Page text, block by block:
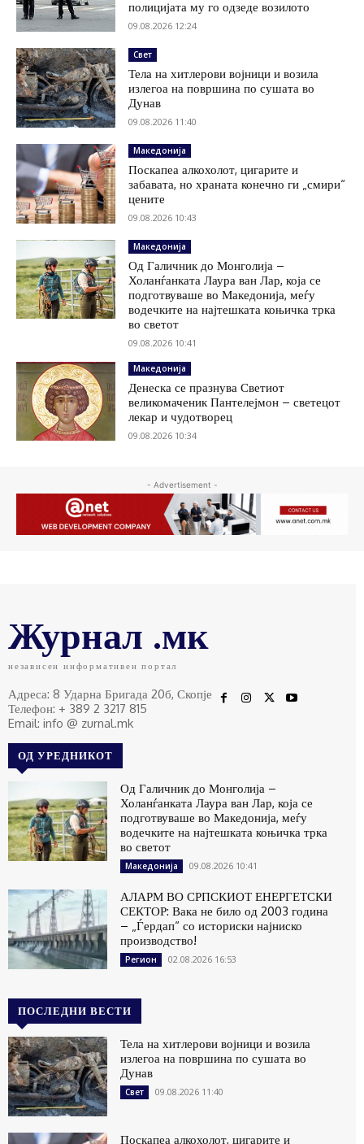
полицијата му го одзеде возилото
09.08.2026 12:24
Свет
Тела на хитлерови војници и возила
излегоа на површина по сушата во
Дунав
09.08.2026 11:40
Македонија
Поскапеа алкохолот, цигарите и
забавата, но храната конечно ги „смири“
цените
09.08.2026 10:43
Македонија
Од Галичник до Монголија –
Холанѓанката Лаура ван Лар, која се
подготвуваше во Македонија, меѓу
водечките на најтешката коњичка трка
во светот
09.08.2026 10:41
Македонија
Денеска се празнува Светиот
великомаченик Пантелејмон – светецот
лекар и чудотворец
09.08.2026 10:34
- Advertisement -
Журнал .мк
независен информативен портал
Адреса: 8 Ударна Бригада 20б, Скопје
Телефон: + 389 2 3217 815
Email: info @ zurnal.mk
ОД УРЕДНИКОТ
Од Галичник до Монголија –
Холанѓанката Лаура ван Лар, која се
подготвуваше во Македонија, меѓу
водечките на најтешката коњичка трка
во светот
Македонија 09.08.2026 10:41
АЛАРМ ВО СРПСКИОТ ЕНЕРГЕТСКИ
СЕКТОР: Вака не било од 2003 година
– „Ѓердап“ со историски најниско
производство!
Регион 02.08.2026 16:53
ПОСЛЕДНИ ВЕСТИ
Тела на хитлерови војници и возила
излегоа на површина по сушата во
Дунав
Свет 09.08.2026 11:40
Поскапеа алкохолот, цигарите и